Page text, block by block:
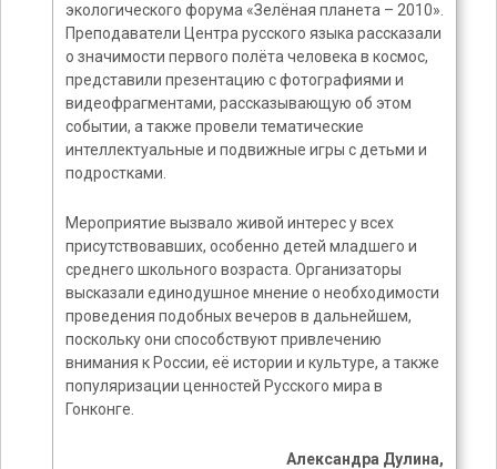
экологического форума «Зелёная планета – 2010».
Преподаватели Центра русского языка рассказали
о значимости первого полёта человека в космос,
представили презентацию c фотографиями и
видеофрагментами, рассказывающую об этом
событии, а также провели тематические
интеллектуальные и подвижные игры с детьми и
подростками.
Мероприятие вызвало живой интерес у всех
присутствовавших, особенно детей младшего и
среднего школьного возраста. Организаторы
высказали единодушное мнение о необходимости
проведения подобных вечеров в дальнейшем,
поскольку они способствуют привлечению
внимания к России, её истории и культуре, а также
популяризации ценностей Русского мира в
Гонконге.
Александра Дулина,